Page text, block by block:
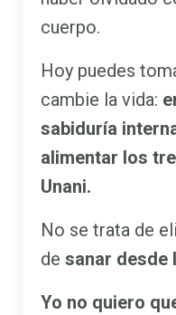
cuerpo.
Hoy puedes
cambie la vida:
sabiduría
alimentar los
Unani.
No se trata de
de sanar desde
Yo no quiero